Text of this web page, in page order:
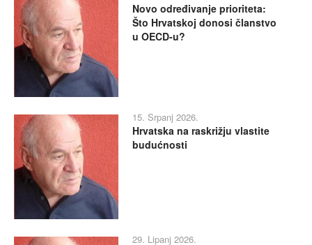
Novo određivanje prioriteta:
Što Hrvatskoj donosi članstvo
u OECD-u?
15. Srpanj 2026.
Hrvatska na raskrižju vlastite
budućnosti
29. Lipanj 2026.